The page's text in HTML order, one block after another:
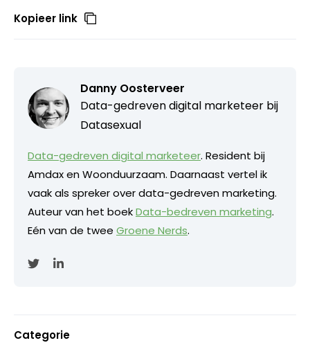
Kopieer link
Danny Oosterveer
Data-gedreven digital marketeer bij
Datasexual
Data-gedreven digital marketeer. Resident bij
Amdax en Woonduurzaam. Daarnaast vertel ik
vaak als spreker over data-gedreven marketing.
Auteur van het boekData-bedreven marketing.
Eén van de twee Groene Nerds.
Categorie